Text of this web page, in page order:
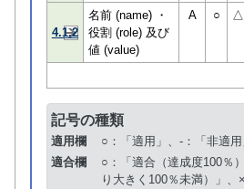
4.1.2
名前 (name) ・
役割 (role) 及び
値 (value)
A ○ △
記号の種類
適用欄
○：「適用」、-：「非適用
適合欄
○：「適合（達成度100％
り大きく100％未満）」